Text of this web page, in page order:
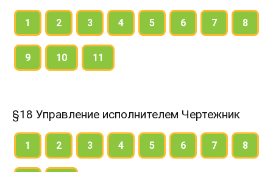
1 2 3 4 5 6 7 8
9 10 11
§18 Управление исполнителем Чертежник
1 2 3 4 5 6 7 8